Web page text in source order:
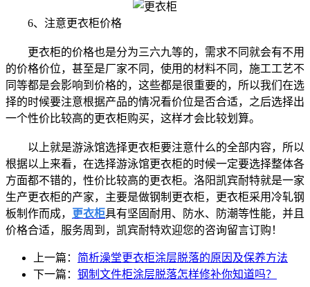
6、注意更衣柜价格
更衣柜的价格也是分为三六九等的，需求不同就会有不用
的价格价位，甚至是厂家不同，使用的材料不同，施工工艺不
同等都是会影响到价格的，这些都是很重要的，所以我们在选
择的时候要注意根据产品的情况看价位是否合适，之后选择出
一个性价比较高的更衣柜购买，这样才会比较划算。
以上就是游泳馆选择更衣柜要注意什么的全部内容，所以
根据以上来看，在选择游泳馆更衣柜的时候一定要选择整体各
方面都不错的，性价比较高的更衣柜。洛阳凯宾耐特就是一家
生产更衣柜的产家，主要是做钢制更衣柜，更衣柜采用冷轧钢
板制作而成，
更衣柜具有坚固耐用、防水、防潮等性能，并且
价格合适，服务周到，凯宾耐特欢迎您的咨询留言订购！
上一篇： 简析澡堂更衣柜涂层脱落的原因及保养方法
下一篇： 钢制文件柜涂层脱落怎样修补你知道吗？